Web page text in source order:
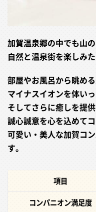
加賀温泉郷の中でも山
自然と温泉街を楽しみ
部屋やお風呂から眺め
マイナスイオンを体い
そしてさらに癒しを提
誠心誠意を心を込めて
可愛い・美人な加賀コ
す。
項目
コンパニオン満足度